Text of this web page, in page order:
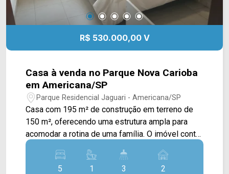
R$ 530.000,00 V
Casa à venda no Parque Nova Carioba
em Americana/SP
Parque Residencial Jaguari - Americana/SP
Casa com 195 m² de construção em terreno de
150 m², oferecendo uma estrutura ampla para
acomodar a rotina de uma família. O imóvel conta
com ambientes bem distribuídos e espaço
interno que permite diferentes possibilidades de
5 1 3 2